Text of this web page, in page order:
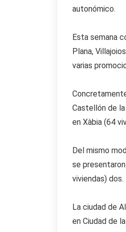
autonómico.
Esta semana
Plana,
varias
Castellón de
en Xàbia (64
Del mismo
se
viviendas) dos.
La ciudad de
en Ciudad de